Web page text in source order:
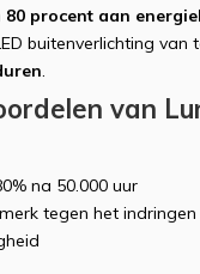
80 procent aan
buitenverlichting
.
van
na 50.000 uur
tegen het